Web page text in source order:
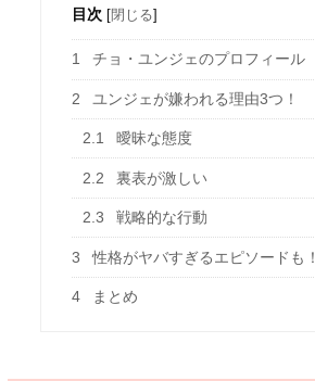
目次 [閉じる]
1 チョ・ユンジェのプロフィール
2 ユンジェが嫌われる理由3つ！
2.1 曖昧な態度
2.2 裏表が激しい
2.3 戦略的な行動
3 性格がヤバすぎるエピソードも！
4 まとめ